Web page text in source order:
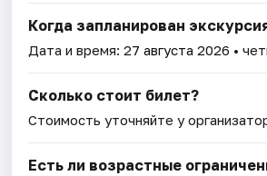
Когда запланирован
Дата и время:27 августа 2026 •
Сколько стоит билет?
Стоимость уточняйте у
Есть ли возрастные